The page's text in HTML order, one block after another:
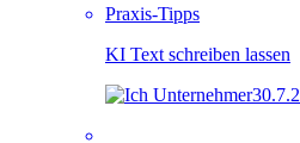
Praxis-Tipps
KI Text schreiben lassen